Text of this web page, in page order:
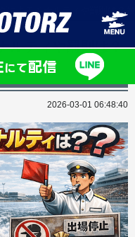
によるペナルティや罰則は？
ルティや罰則は？
！
2026-03-01 06:48:40